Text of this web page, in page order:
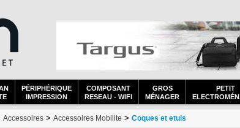
PÉRIPHÉRIQUE
IMPRESSION
COMPOSANT
RESEAU - WIFI
GROS
MÉNAGER
PETIT
Accessoires > Accessoires Mobilite > Coques et etuis